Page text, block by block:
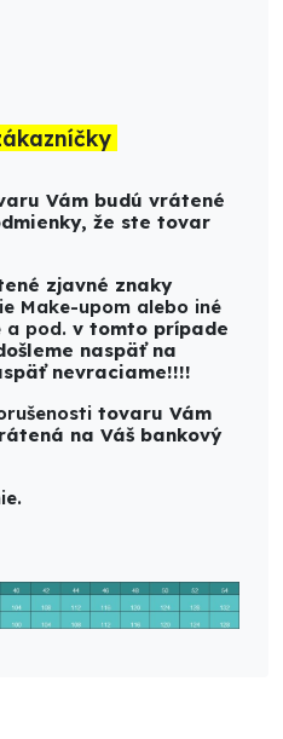
Vám budú vrátené
že ste tovar
zjavné znaky
Make-upom alebo iné
a pod. v tomto prípade
naspäť na
nevraciame!!!!
tovaru Vám
na Váš bankový